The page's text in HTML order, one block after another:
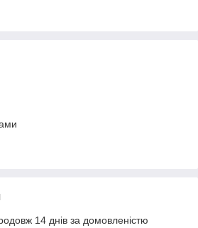
14 днів за домовленістю